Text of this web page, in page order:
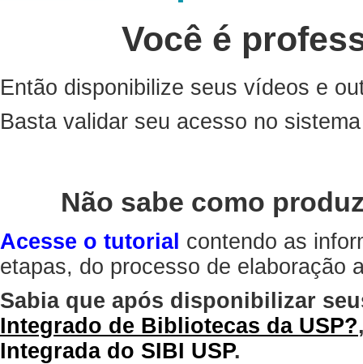
Você é
Então disponibilize seus vídeos e
Basta validar seu acesso no
Não sabe como
Acesse o tutorial contendo as
etapas, do processo de elaboração
Sabia que após disponibilizar
Integrado de Bibliotecas da USP?
Integrada do SIBI USP.